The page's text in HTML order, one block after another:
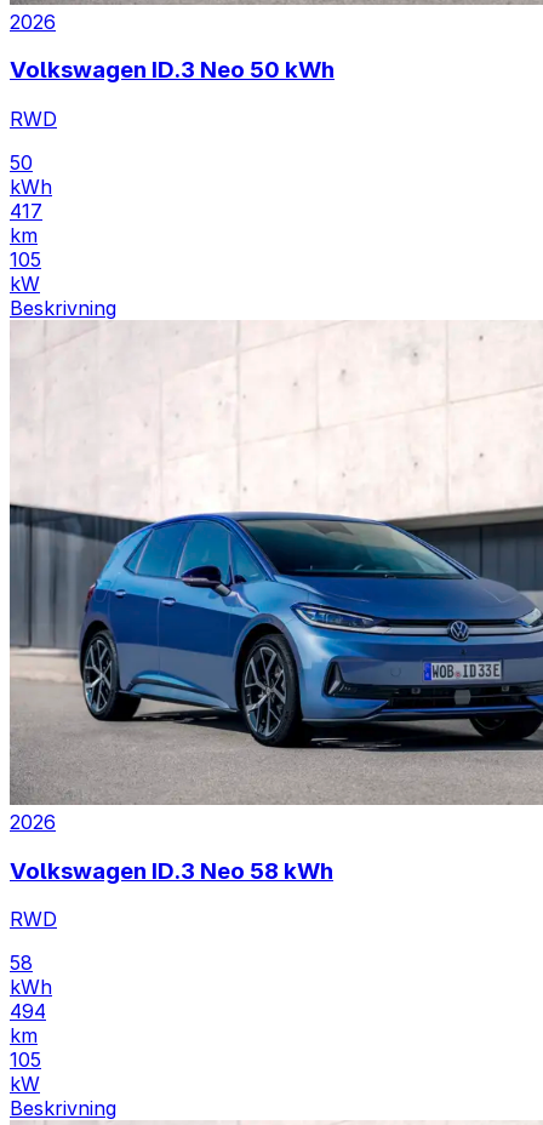
2026
Volkswagen ID.3 Neo 50 kWh
RWD
50
kWh
417
km
105
kW
Beskrivning
2026
Volkswagen ID.3 Neo 58 kWh
RWD
58
kWh
494
km
105
kW
Beskrivning